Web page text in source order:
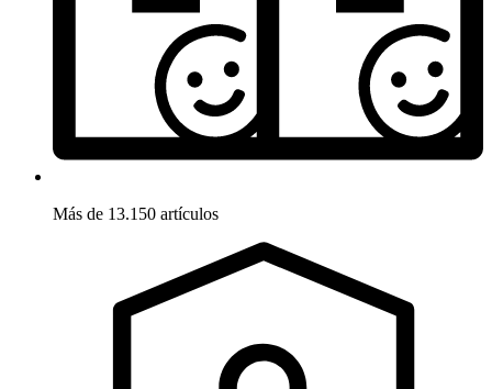
Más de 13.150 artículos